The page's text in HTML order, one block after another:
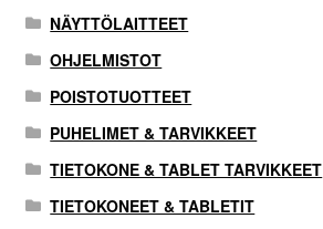
NÄYTTÖLAITTEET
OHJELMISTOT
POISTOTUOTTEET
PUHELIMET & TARVIKKEET
TIETOKONE & TABLET TARVIKKEET
TIETOKONEET & TABLETIT